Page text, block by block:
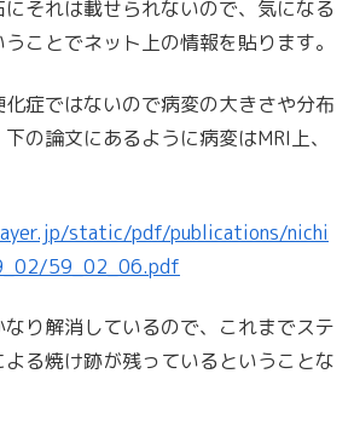
それは載せられないので、気になる
ことでネット上の情報を貼ります。
症ではないので病変の大きさや分布
の論文にあるように病変はMRI上、
static/pdf/publications/nichi
59_02_06.pdf
り解消しているので、これまでステ
る焼け跡が残っているということな